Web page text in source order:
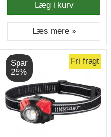
Læg i kurv
Læs mere »
Spar
25%
Fri fragt